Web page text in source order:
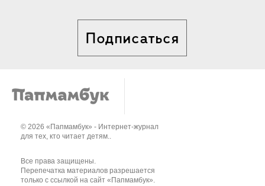
Подписаться
© 2026 «Папмамбук» - Интернет-журнал
для тех, кто читает детям..
Все права защищены.
Перепечатка материалов разрешается
только с ссылкой на сайт «Папмамбук».